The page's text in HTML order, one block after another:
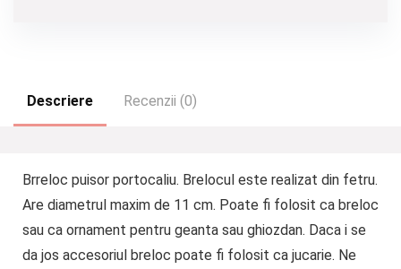
Descriere Recenzii (0)
Brreloc puisor portocaliu. Brelocul este realizat din fetru.
Are diametrul maxim de 11 cm. Poate fi folosit ca breloc
sau ca ornament pentru geanta sau ghiozdan. Daca i se
da jos accesoriul breloc poate fi folosit ca jucarie. Ne